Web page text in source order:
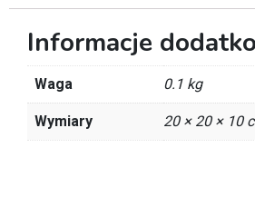
Informacje
Waga 0.1 kg
Wymiary 20 × 20 × 10